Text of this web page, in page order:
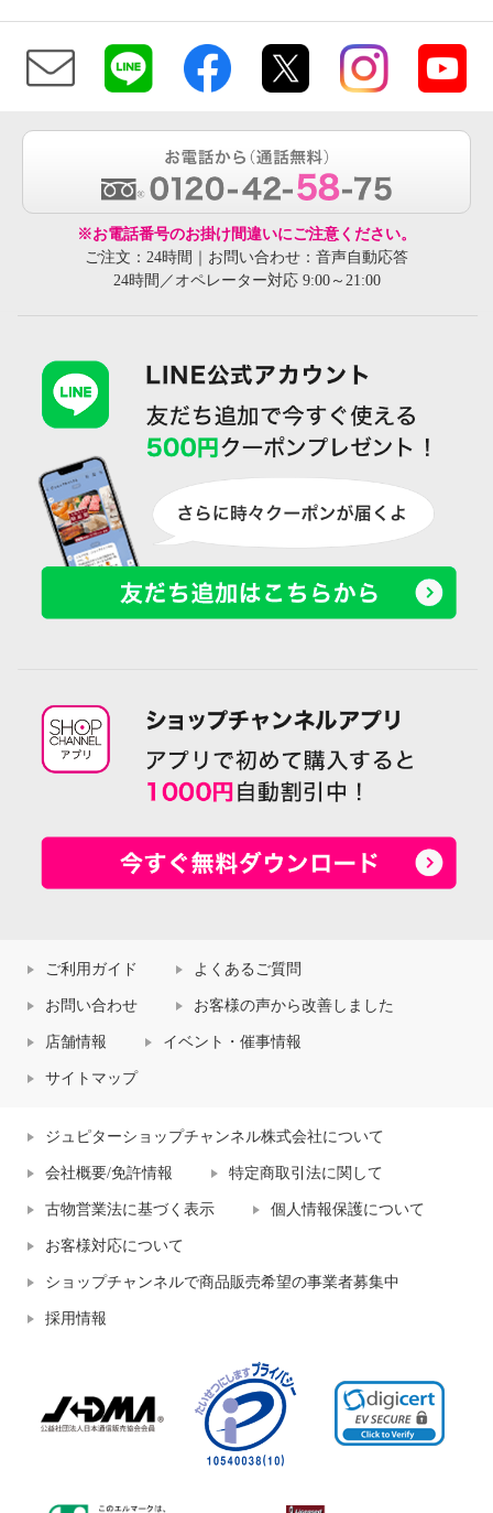
※お電話番号のお掛け間違いにご注意ください。
ご注文：24時間｜お問い合わせ：音声自動応答
24時間／オペレーター対応 9:00～21:00
ご利用ガイド よくあるご質問
お問い合わせ お客様の声から改善しました
店舗情報 イベント・催事情報
サイトマップ
ジュピターショップチャンネル株式会社について
会社概要/免許情報 特定商取引法に関して
古物営業法に基づく表示 個人情報保護について
お客様対応について
ショップチャンネルで商品販売希望の事業者募集中
採用情報